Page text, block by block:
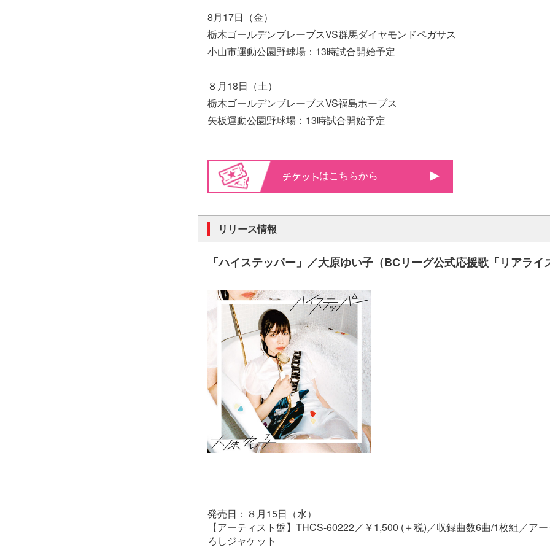
8月17日（金）
栃木ゴールデンブレーブスVS群馬ダイヤモンドペガサス
小山市運動公園野球場：13時試合開始予定
８月18日（土）
栃木ゴールデンブレーブスVS福島ホープス
矢板運動公園野球場：13時試合開始予定
はこちらから
リリース情報
「ハイステッパー」／大原ゆい子（BCリーグ公式応援歌「リアライ
発売日：８月15日（水）
【アーティスト盤】THCS-60222／￥1,500 (＋税)／収録曲数6曲/1枚組／ア
ろしジャケット